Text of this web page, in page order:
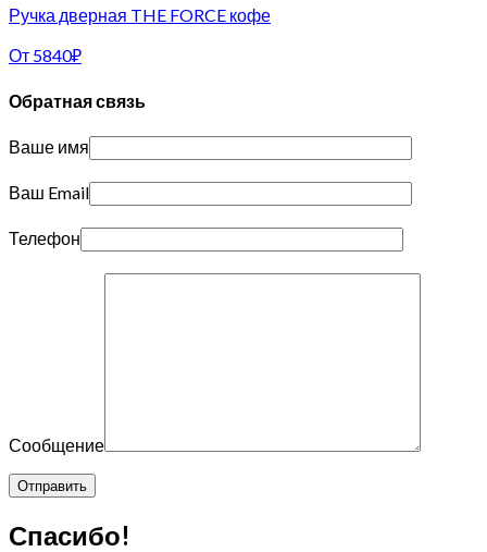
Ручка дверная THE FORCE кофе
От 5840₽
Обратная связь
Ваше имя
Ваш Email
Телефон
Сообщение
Спасибо!